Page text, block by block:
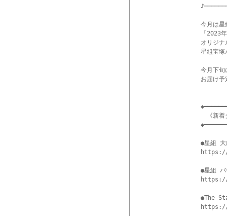
今月は
「2023
オリジ
星組宝塚
今月下旬
お届け予
《新着
●星組
https://
●星組 バ
https://
●The
https://